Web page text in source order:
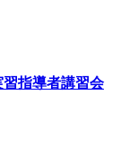
指導者講習会